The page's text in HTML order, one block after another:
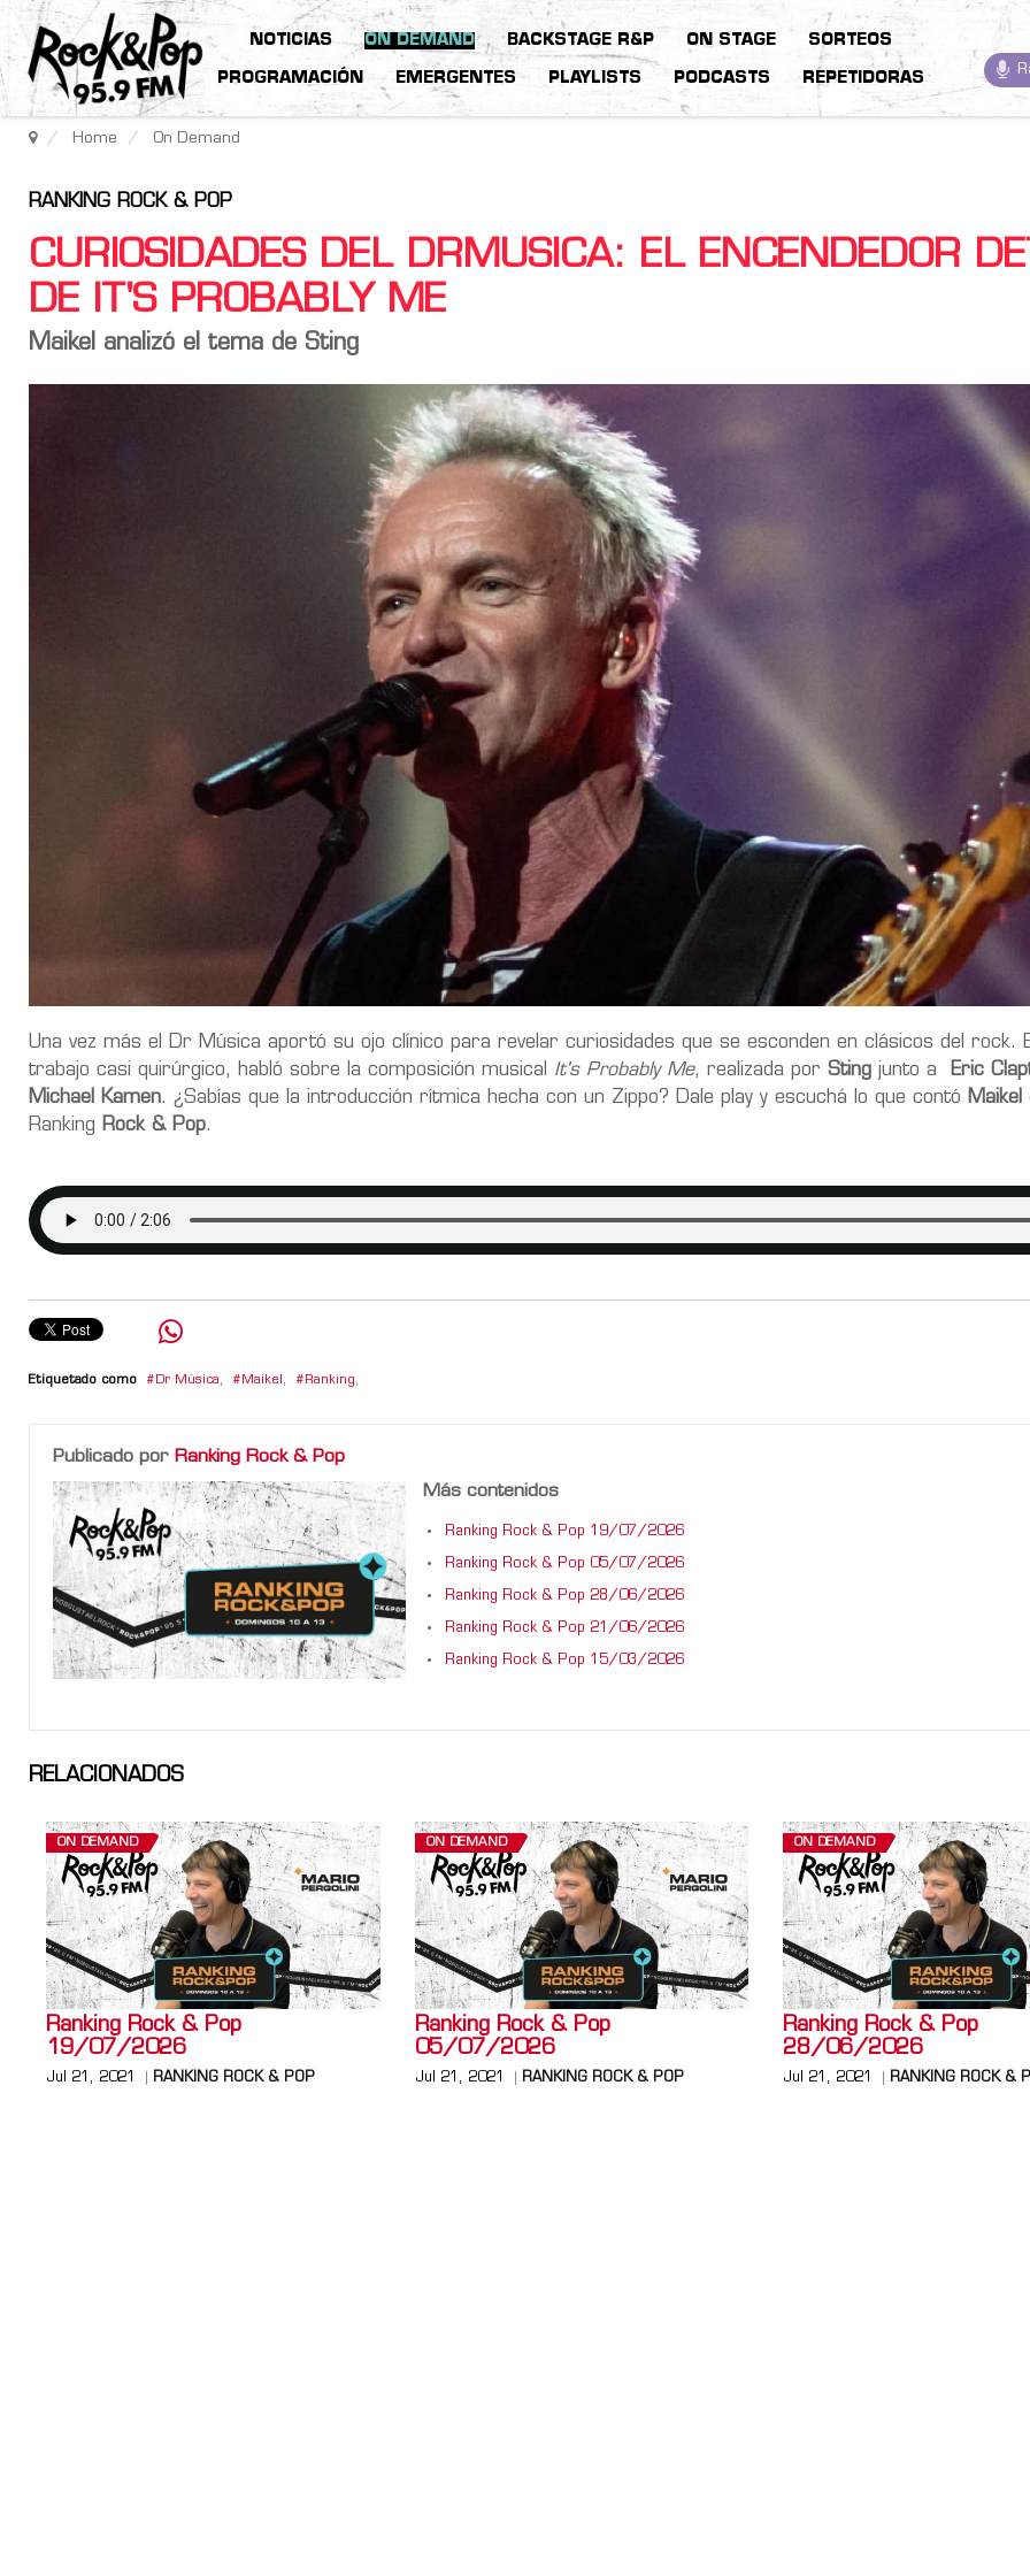
NOTICIAS ON DEMAND BACKSTAGE R&P ON STAGE SORTEOS
PROGRAMACIÓN EMERGENTES PLAYLISTS PODCASTS REPETIDORAS
Home On Demand
RANKING ROCK & POP
CURIOSIDADES DEL DRMUSICA: EL ENCENDEDOR
DE IT'S PROBABLY ME
Maikel analizó el tema de Sting
Una vez más el Dr Música aportó su ojo clínico para revelar curiosidades que se esconden en clásicos del rock.
trabajo casi quirúrgico, habló sobre la composición musical It's Probably Me, realizada por Sting junto a
Eric
Michael Kamen. ¿Sabías que la introducción rítmica hecha con un Zippo? Dale play y escuchá lo que contó Maikel
Ranking Rock & Pop.
Etiquetado como Dr Música, Maikel , Ranking,
Publicado por Ranking Rock & Pop
Más contenidos
Ranking Rock & Pop 19/07/2026
Ranking Rock & Pop 05/07/2026
Ranking Rock & Pop 28/06/2026
Ranking Rock & Pop 21/06/2026
Ranking Rock & Pop 15/03/2026
RELACIONADOS
ON DEMAND
Ranking Rock & Pop
19/07/2026
Jul 21, 2021 RANKING ROCK & POP
ON DEMAND
Ranking Rock & Pop
05/07/2026
Jul 21, 2021 RANKING ROCK & POP
ON DEMAND
Ranking Rock & Pop
28/06/2026
Jul 21, 2021 RANKING ROCK &